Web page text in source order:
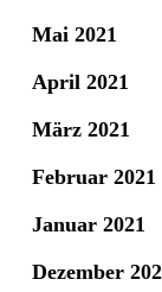
Mai 2021
April 2021
März 2021
Februar 2021
Januar 2021
Dezember